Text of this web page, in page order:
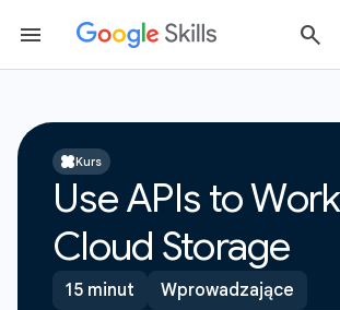
Kurs
Use APIs to
Cloud Storage
15 minut
Wprowadzające